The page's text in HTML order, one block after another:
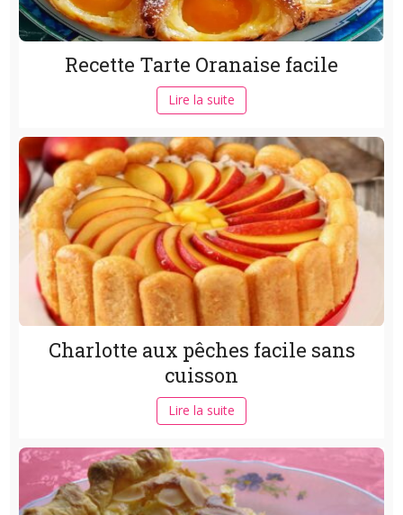
Recette Tarte Oranaise facile
Lire la suite
Charlotte aux pêches facile sans
cuisson
Lire la suite